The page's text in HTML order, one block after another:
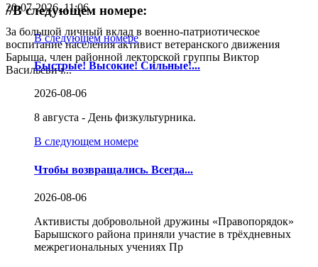
20-07-2026, 11:06
За большой личный вклад в военно-патриотическое
воспитание населения активист ветеранского движения
Барыша, член районной лекторской группы Виктор
Васильевич...
//В следующем номере:
В следующем номере
Быстрые! Высокие! Сильные!...
2026-08-06
8 августа - День физкультурника.
В следующем номере
Чтобы возвращались. Всегда...
2026-08-06
Активисты добровольной дружины «Правопорядок»
Барышского района приняли участие в трёхдневных
межрегиональных учениях Пр